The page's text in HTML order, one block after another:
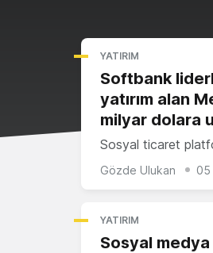
YATIRIM
Softbank
yatırım alan
milyar dolara
Sosyal ticaret
Gözde Ulukan 05
YATIRIM
Sosyal